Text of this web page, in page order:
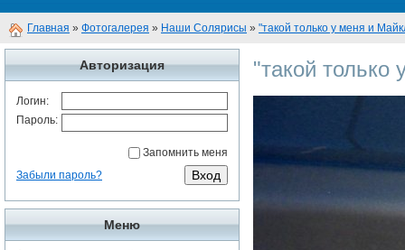
Главная » Фотогалерея » Наши Солярисы » "такой только у меня и
Авторизация
Логин:
Пароль:
Запомнить меня
Забыли пароль?
Меню
"такой